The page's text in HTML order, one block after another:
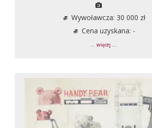
Wywoławcza: 30 000 zł
Cena uzyskana: -
... więcej ...